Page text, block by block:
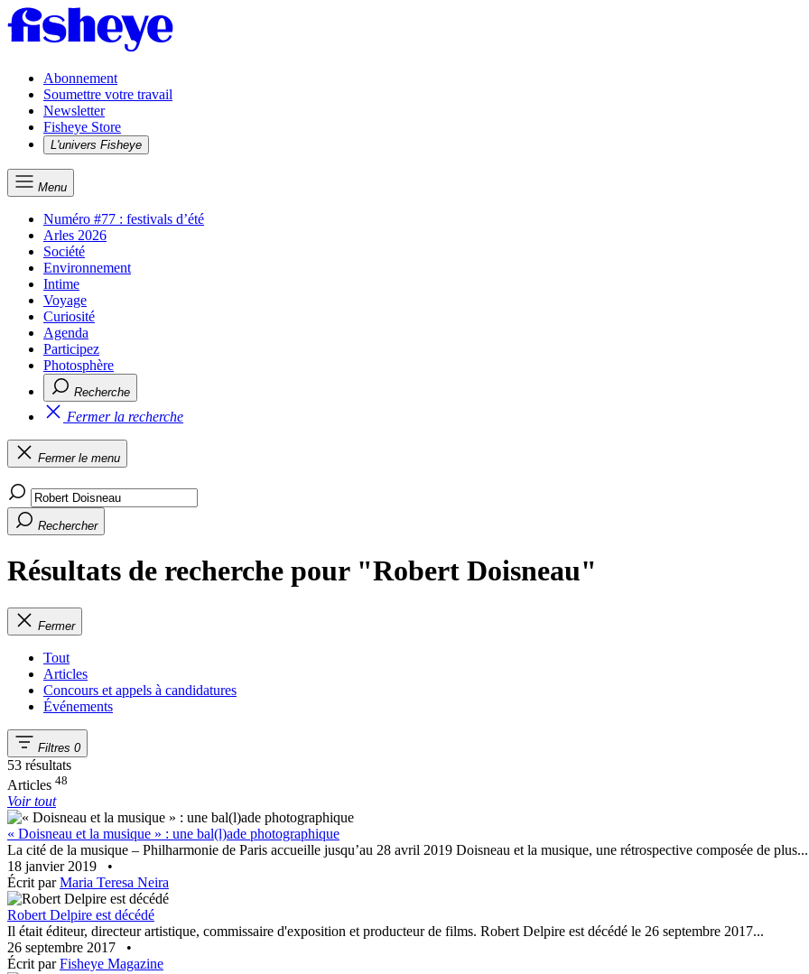
Abonnement
Soumettre votre travail
Newsletter
Fisheye Store
L'univers Fisheye
Menu
Numéro #77 : festivals d’été
Arles 2026
Société
Environnement
Intime
Voyage
Curiosité
Agenda
Participez
Photosphère
Recherche
Fermer la recherche
Fermer le menu
Rechercher
Résultats de recherche pour "Robert Doisneau"
Fermer
Tout
Articles
Concours et appels à candidatures
Événements
Filtres 0
53 résultats
Articles 48
Voir tout
« Doisneau et la musique » : une bal(l)ade photographique
La cité de la musique – Philharmonie de Paris accueille jusqu’au 28 avril 2019 Doisneau et la musique, une rétrospective composée de plus...
18 janvier 2019
•
Écrit parMaria Teresa Neira
Robert Delpire est décédé
Il était éditeur, directeur artistique, commissaire d'exposition et producteur de films. Robert Delpire est décédé le 26 septembre 2017...
26 septembre 2017
•
Écrit parFisheye Magazine